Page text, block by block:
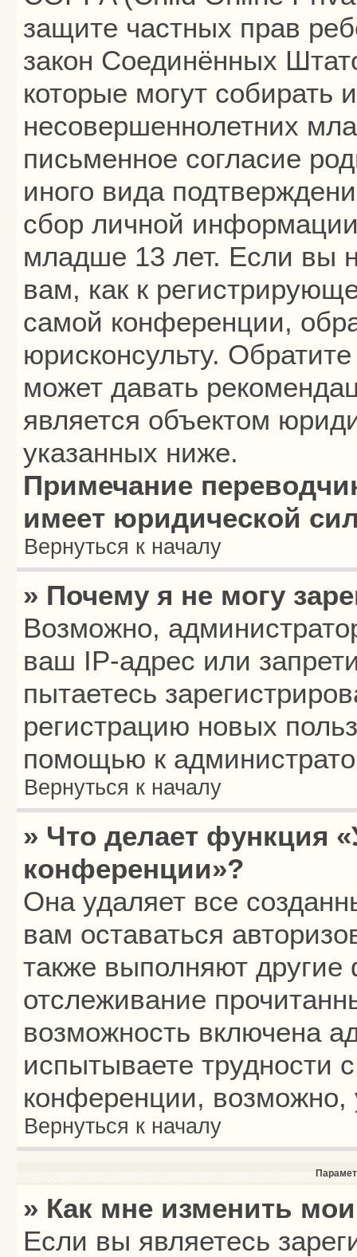
защите частных прав
закон Соединённых
которые могут
несовершеннолетних
письменное согласие
иного вида
сбор личной
младше 13 лет. Если вы
вам, как к
самой конференции,
юрисконсульту.
может давать
является объектом
указанных ниже.
Примечание
имеет юридической
Вернуться к началу
» Почему я не могу
Возможно,
ваш IP-адрес или
пытаетесь
регистрацию новых
помощью к
Вернуться к началу
» Что делает функция
конференции»?
Она удаляет все
вам оставаться
также выполняют другие
отслеживание
возможность включена
испытываете трудности
конференции, возможно,
Вернуться к началу
» Как мне изменить
Если вы являетесь